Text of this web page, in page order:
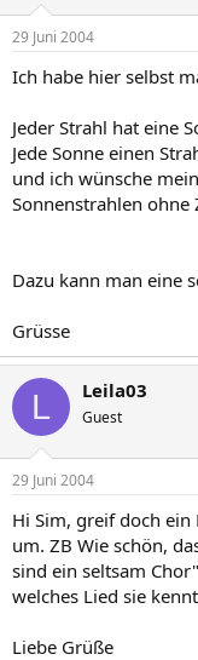
29 Juni 2004
Ich habe hier selbst
Jeder Strahl hat eine
Jede Sonne einen
und ich wünsche
Sonnenstrahlen ohne
Dazu kann man eine
Grüsse
L Leila03
Guest
29 Juni 2004
Hi Sim, greif doch ein
um. ZB Wie schön,
sind ein seltsam
welches Lied sie
Liebe Grüße